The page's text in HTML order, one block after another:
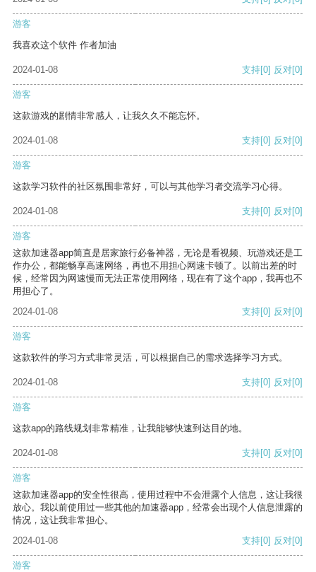
游客
我喜欢这个软件 作者加油
2024-01-08 支持[0] 反对[0]
游客
这款游戏的剧情非常感人，让我久久不能忘怀。
2024-01-08 支持[0] 反对[0]
游客
这款学习软件的社区氛围非常好，可以与其他学习者交流学习心得。
2024-01-08 支持[0] 反对[0]
游客
这款加速器app简直是居家旅行必备神器，无论是看视频、玩游戏还是工
作办公，都能畅享高速网络，再也不用担心网速卡顿了。以前出差的时
候，经常因为网速慢而无法正常使用网络，现在有了这个app，我再也不
用担心了。
2024-01-08
支持[0] 反对[0]
游客
这款软件的学习方式非常灵活，可以根据自己的需求选择学习方式。
2024-01-08 支持[0] 反对[0]
游客
这款app的路线规划非常精准，让我能够快速到达目的地。
2024-01-08 支持[0] 反对[0]
游客
这款加速器app的安全性很高，使用过程中不会泄露个人信息，这让我很
放心。我以前使用过一些其他的加速器app，经常会出现个人信息泄露的
情况，这让我非常担心。
2024-01-08
支持[0] 反对[0]
游客